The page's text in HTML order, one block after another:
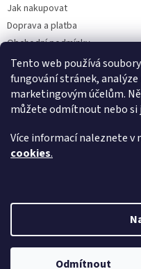
Tento web používá
fungování stránek,
marketingovým účelům.
můžete odmítnout nebo si
Více informací naleznete v
cookies.
Odmítnout
Jak nakupovat
Doprava a platba
Obchodní podmínky
Podmínky ochrany osobních
Předplatné
O nás
Sezónnost exotického ovoce
Napsali o nás
FAQ - Nejčastější dotazy
Copyright 2026